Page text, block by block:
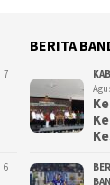
7
6
BERITA